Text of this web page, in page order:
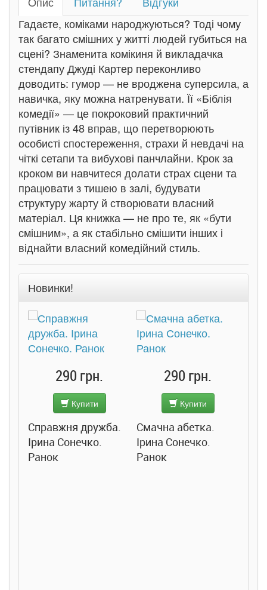
Гадаєте, коміками народжуються? Тоді чому
так багато смішних у житті людей губиться на
сцені? Знаменита комікиня й викладачка
стендапу Джуді Картер переконливо
доводить: гумор — не вроджена суперсила, а
навичка, яку можна натренувати. Її «Біблія
комедії» — це покроковий практичний
путівник із 48 вправ, що перетворюють
особисті спостереження, страхи й невдачі на
чіткі сетапи та вибухові панчлайни. Крок за
кроком ви навчитеся долати страх сцени та
працювати з тишею в залі, будувати
структуру жарту й створювати власний
матеріал. Ця книжка — не про те, як «бути
смішним», а як стабільно смішити інших і
віднайти власний комедійний стиль.
Новинки!
290 грн.
Купити
Справжня дружба.
Ірина Сонечко.
Ранок
290 грн.
Купити
Смачна абетка.
Ірина Сонечко.
Ранок